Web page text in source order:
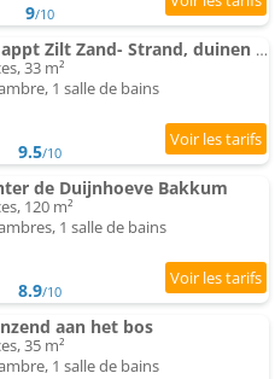
9/10
De Duinlopers- appt Zilt Zand- Strand, duinen en nabij cultuur steden
33 m²
1 salle de bains
9.5/10
de Duijnhoeve Bakkum
120 m²
1 salle de bains
8.9/10
aan het bos
35 m²
1 salle de bains